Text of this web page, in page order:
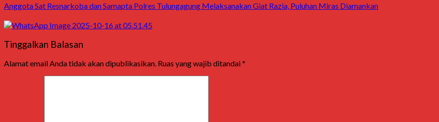
Anggota Sat Resnarkoba dan Samapta Polres Tulungagung Melaksanakan Giat Razia, Puluhan Miras Diamankan
Tinggalkan Balasan
Alamat email Anda tidak akan dipublikasikan. Ruas yang wajib ditandai*